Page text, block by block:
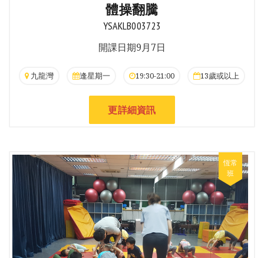
體操翻騰
YSAKLB003723
開課日期9月7日
九龍灣 逢星期一 19:30-21:00 13歲或以上
更詳細資訊